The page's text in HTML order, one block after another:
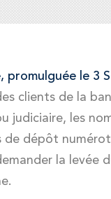
promulguée le 3
clients de la
judiciaire, les
de dépôt
la